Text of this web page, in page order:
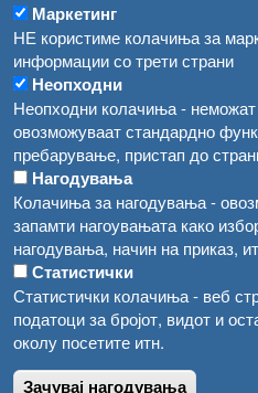
Маркетинг
НЕ користиме колачиња за
информации со трети страни
Неопходни
Неопходни колачиња -
овозможуваат стандардно
пребарување, пристап до
Нагодувања
Колачиња за нагодувања -
запамти нагоувањата како
нагодувања, начин на приказ,
Статистички
Статистички колачиња - веб
податоци за бројот, видот и
околу посетите итн.
Зачувај нагодувања
Во Гостивар спроведени 70 вонредни контроли
Забраната за водата во Гостивар останува на сила, операторите да користат само технички безбедна вода
Огласи